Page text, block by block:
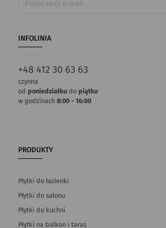
INFOLINIA
+48 412 30 63 63
czynna
od poniedziałku do piątku
w godzinach 8:00 - 16:00
PRODUKTY
Płytki do łazienki
Płytki do salonu
Płytki do kuchni
Płytki na balkon i taras